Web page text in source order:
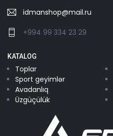
idmanshop@mail.ru
+994 99 334 23 29
KATALOG
Toplar
Sport geyimlər
Avadanlıq
Üzgüçülük